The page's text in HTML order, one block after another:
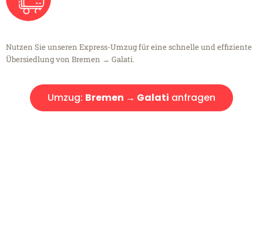
Nutzen Sie unseren Express-Umzug für eine schnelle und effiziente
Übersiedlung von Bremen → Galati.
Umzug: Bremen → Galati anfragen